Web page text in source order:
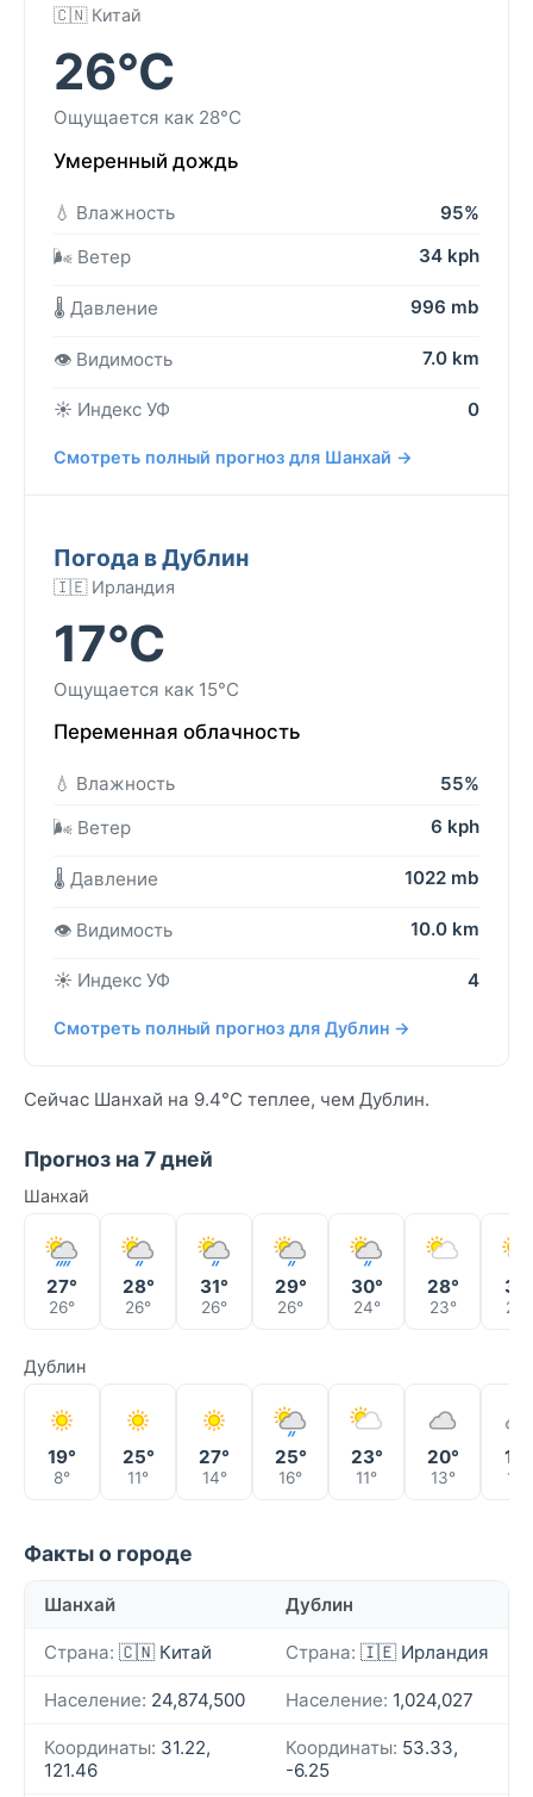
🇨🇳 Китай
26°C
Ощущается как 28°C
Умеренный дождь
💧 Влажность
95%
🌬️ Ветер
34 kph
🌡️ Давление 996 mb
👁️ Видимость 7.0 km
☀️ Индекс УФ 0
Смотреть полный прогноз для Шанхай →
Погода в Дублин
🇮🇪 Ирландия
17°C
Ощущается как 15°C
Переменная облачность
💧 Влажность
55%
🌬️ Ветер
6 kph
🌡️ Давление 1022 mb
👁️ Видимость 10.0 km
☀️ Индекс УФ 4
Смотреть полный прогноз для Дублин →
Сейчас Шанхай на 9.4°C теплее, чем Дублин.
Прогноз на 7 дней
Шанхай
27°
26°
28°
26°
31°
26°
29°
26°
30°
24°
28°
23°
31°
23°
Дублин
19°
8°
25°
11°
27°
14°
25°
16°
23°
11°
20°
13°
18°
10°
Факты о городе
Шанхай Дублин
Страна: 🇨🇳 Китай Страна: 🇮🇪 Ирландия
Население: 24,874,500 Население: 1,024,027
Координаты: 31.22,
121.46
Координаты: 53.33,
-6.25